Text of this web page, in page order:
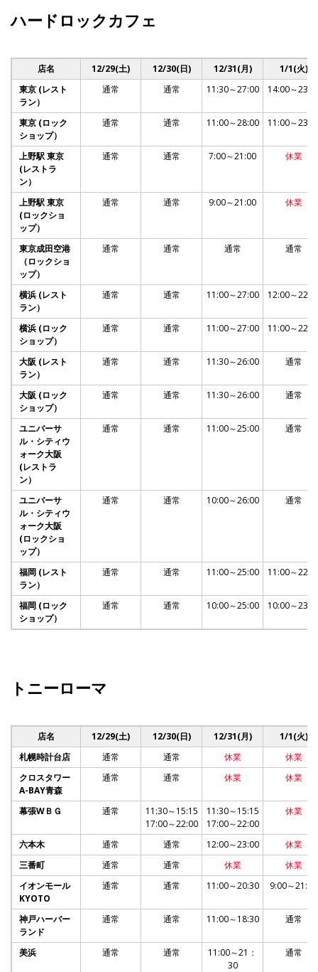
ハードロックカフェ
店名 12/29(土) 12/30(日) 12/31(月)
1/1(火)
東京 (レスト
ラン）
通常 通常 11:30～27:00 14:00～
東京 (ロック
ショップ）
通常 通常 11:00～28:00 11:00～
上野駅 東京
(レストラ
ン）
通常 通常 7:00～21:00 休業
上野駅 東京
(ロックショ
ップ）
通常 通常 9:00～21:00 休業
東京成田空港
（ロックショ
ップ）
通常 通常 通常 通常
横浜 (レスト
ラン）
通常 通常 11:00～27:00 12:00～
横浜 (ロック
ショップ）
通常 通常 11:00～27:00 11:00～
大阪 (レスト
ラン）
通常 通常 11:30～26:00 通常
大阪 (ロック
ショップ）
通常 通常 11:30～26:00 通常
ユニバーサ
ル・シティウ
ォーク大阪
(レストラ
ン）
通常 通常 11:00～25:00 通常
ユニバーサ
ル・シティウ
ォーク大阪
(ロックショ
ップ）
通常 通常 10:00～26:00 通常
福岡 (レスト
ラン）
通常 通常 11:00～25:00 11:00～
福岡 (ロック
ショップ）
通常 通常 10:00～25:00 10:00～
トニーローマ
店名 12/29(土) 12/30(日) 12/31(月)
1/1(火)
札幌時計台店
通常 通常 休業
休業
クロスタワー
A-BAY青森
通常 通常 休業 休業
幕張WＢＧ 通常
11:30～15:15
17:00～22:00
11:30～15:15
17:00～22:00
休業
六本木 通常 通常 12:00～23:00
休業
三番町
通常 通常 休業
休業
イオンモール
KYOTO
通常 通常 11:00～20:30 9:00～21:30
神戸ハーバー
ランド
通常 通常 11:00～18:30 通常
美浜 通常 通常
11:00～21：
30
通常